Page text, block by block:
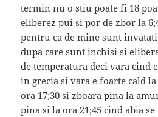
termin nu o stiu poate fi 18
eliberez pui si por de zbor la
pentru ca de mine sunt
dupa care sunt inchisi si
de temperatura deci vara cind
in grecia si vara e foarte cald
ora 17;30 si zboara pina la
pina si la ora 21;45 cind abia